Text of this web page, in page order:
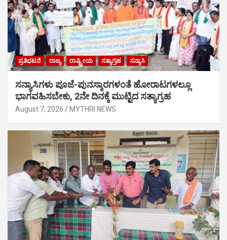
ಪ್ರತಿಭಟನೆ ರಾಜ್ಯ ರಾಷ್ಟ್ರೀಯ ಸತ್ಯಾಗ್ರಹ ಸನ್ಯಾಸಿ
ಸನ್ಯಾಸಿಗಳು ಪೂಜೆ-ಪುನಸ್ಕಾರಗಳಂತೆ ಹೋರಾಟಗಳಲ್ಲೂ
ಭಾಗವಹಿಸಬೇಕು, 2ನೇ ದಿನಕ್ಕೆ ಮುಟ್ಟಿದ ಸತ್ಯಾಗ್ರಹ
August 7, 2026 MYTHRI NEWS